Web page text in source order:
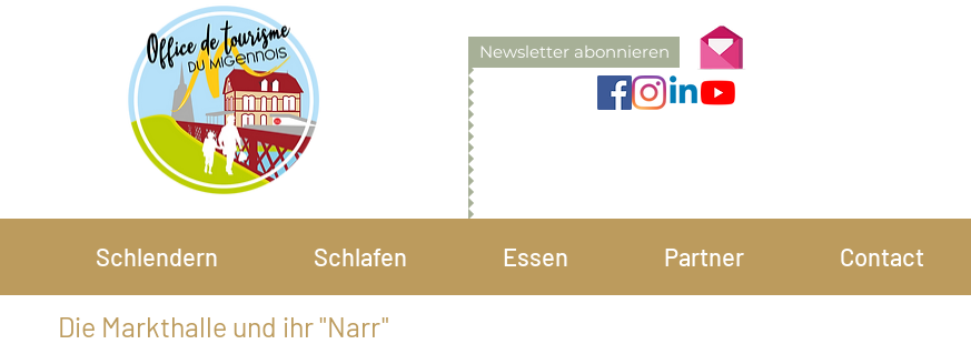
Newsletter abonnieren
Schlendern Schlafen Essen Partner Contact
Die Markthalle und ihr "Narr"​